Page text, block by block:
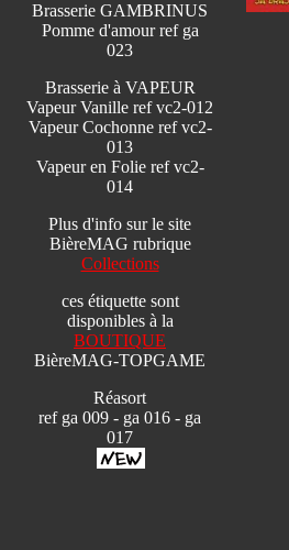
Brasserie GAMBRINUS
Pomme d'amour ref ga
023
Brasserie à VAPEUR
Vapeur Vanille ref vc2-012
Vapeur Cochonne ref vc2-
013
Vapeur en Folie ref vc2-
014
Plus d'info sur le site
BièreMAG rubrique
Collections
ces étiquette sont
disponibles à la
BOUTIQUE
BièreMAG-TOPGAME
Réasort
ref ga 009 - ga 016 - ga
017